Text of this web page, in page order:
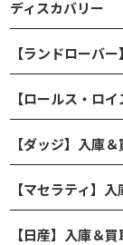
ディスカバリー
【ランドローバ
【ロールス・ロ
【ダッジ】入庫
【マセラティ】
【日産】入庫＆